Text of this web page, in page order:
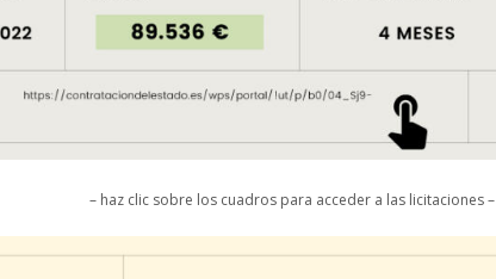
– haz clic sobre los cuadros para acceder a las licitaciones –